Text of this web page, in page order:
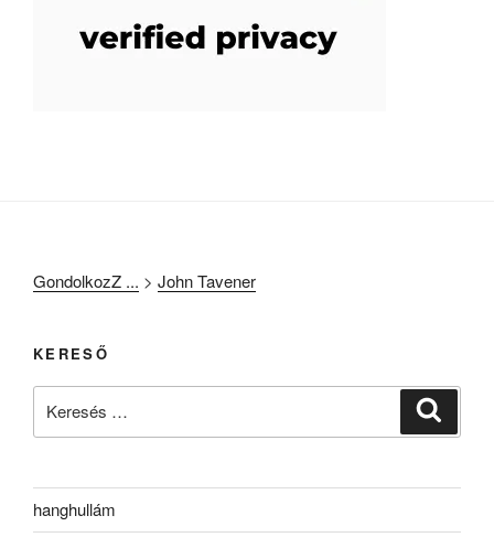
GondolkozZ ... > John Tavener
KERESŐ
hanghullám